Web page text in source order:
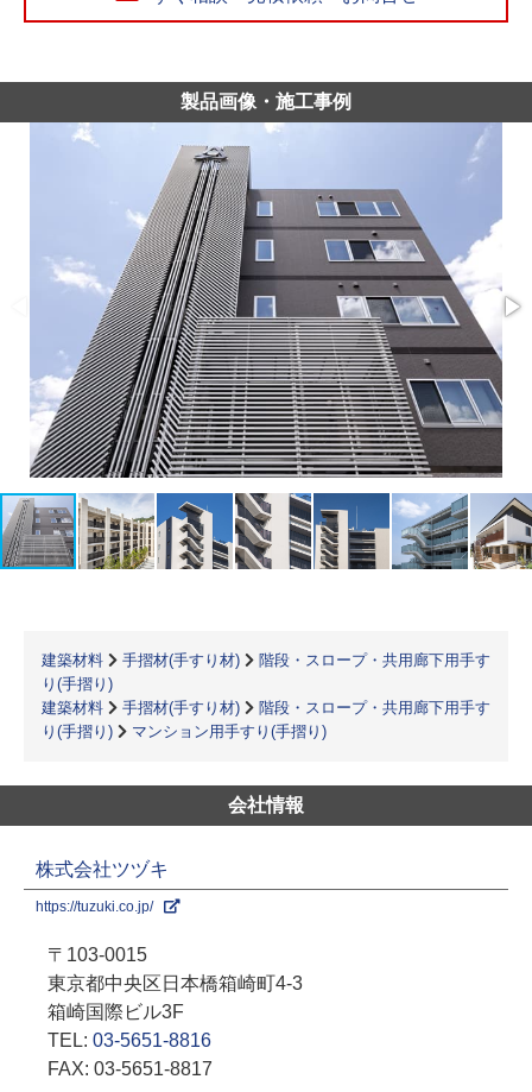
製品画像・施工事例
建築材料 手摺材(手すり材)
階段・スロープ・共用廊下用手す
り(手摺り)
建築材料
手摺材(手すり材)
階段・スロープ・共用廊下用手す
り(手摺り)
マンション用手すり(手摺り)
会社情報
株式会社ツヅキ
https://tuzuki.co.jp/
〒103-0015
東京都中央区日本橋箱崎町4-3
箱崎国際ビル3F
TEL: 03-5651-8816
FAX: 03-5651-8817